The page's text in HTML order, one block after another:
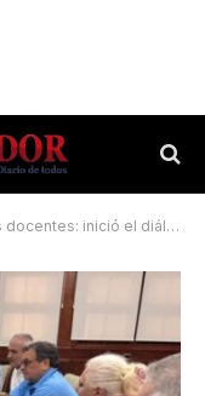
diálogo para un acuerdo salarial